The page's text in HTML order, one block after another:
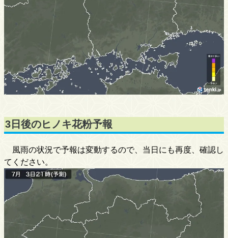
3日後のヒノキ花粉予報
風雨の状況で予報は変動するので、当日にも再度、確認し
てください。